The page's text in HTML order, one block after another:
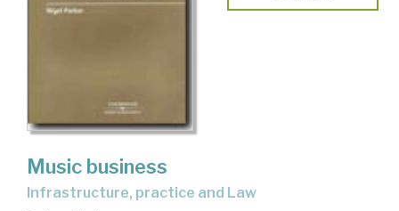
Music business
infrastructure, practice and Law